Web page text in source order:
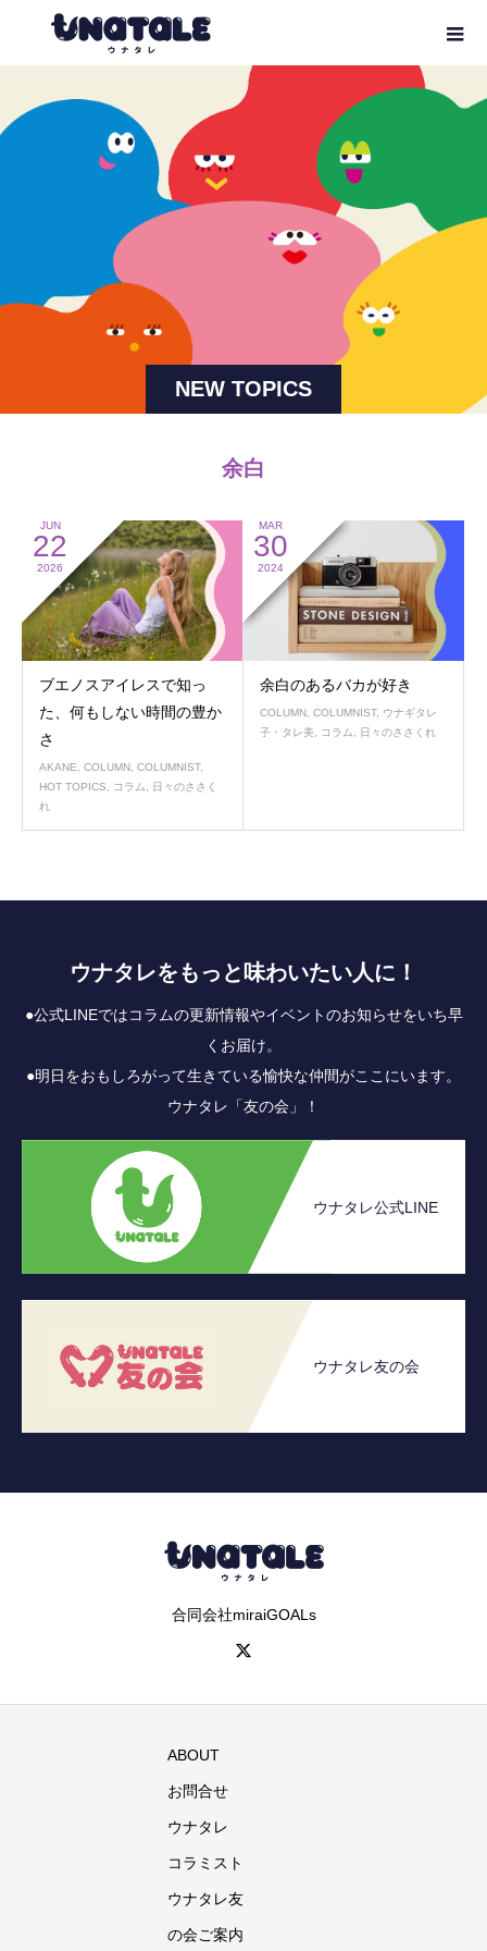
NEW TOPICS
余白
JUN
22
2026
ブエノスアイレスで知っ
た、何もしない時間の豊か
さ
AKANE, COLUMN, COLUMNIST,
HOT TOPICS, コラム, 日々のささく
れ
MAR
30
2024
余白のあるバカが好き
COLUMN, COLUMNIST, ウナギタレ
子・タレ美, コラム, 日々のささくれ
ウナタレをもっと味わいたい人に！
●公式LINEではコラムの更新情報やイベントのお知らせをいち早
くお届け。
●明日をおもしろがって生きている愉快な仲間がここにいます。
ウナタレ「友の会」！
ウナタレ公式LINE
ウナタレ友の会
合同会社miraiGOALs
ABOUT
お問合せ
ウナタレ
コラミスト
ウナタレ友
の会ご案内